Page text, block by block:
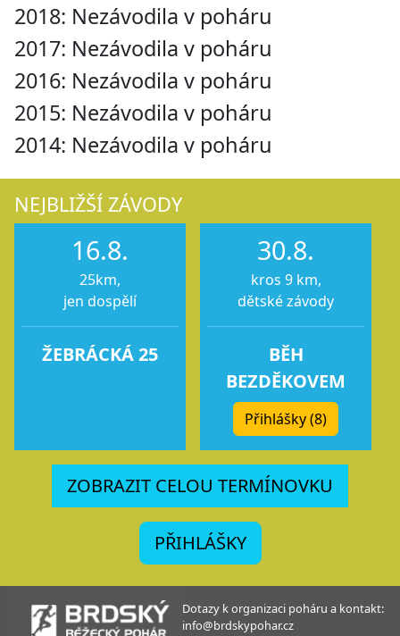
2018: Nezávodila v poháru
2017: Nezávodila v poháru
2016: Nezávodila v poháru
2015: Nezávodila v poháru
2014: Nezávodila v poháru
NEJBLIŽŠÍ ZÁVODY
16.8.
25km,
jen dospělí
ŽEBRÁCKÁ 25
30.8.
kros 9 km,
dětské závody
BĚH
BEZDĚKOVEM
Přihlášky (8)
ZOBRAZIT CELOU TERMÍNOVKU
PŘIHLÁŠKY
Dotazy k organizaci poháru a kontakt:
info@brdskypohar.cz